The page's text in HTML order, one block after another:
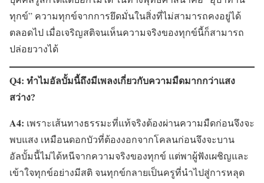
ทุกข์” ความทุกข์จากการยึดมั่นในสิ่งที่ไม่สามารถคงอยู่ได้
ตลอดไป เมื่อเจริญสติจนเห็นความจริงของทุกข์นี้ก็สามารถ
ปล่อยวางได้
Q4: ทำไมอัลบั้มนี้ถึงมีเพลงเกี่ยวกับความมืดมากกว่าแสง
สว่าง?
A4: เพราะเส้นทางธรรมะที่แท้จริงต้องผ่านความมืดก่อนจึงจะ
พบแสง เหมือนดอกบัวที่ต้องงอกจากโคลนก่อนจึงจะบาน
อัลบั้มนี้ไม่ได้หนีจากความจริงของทุกข์ แต่พาผู้ฟังเผชิญและ
เข้าใจทุกข์อย่างมีสติ จนทุกข์กลายเป็นครูที่นำไปสู่การหลุด